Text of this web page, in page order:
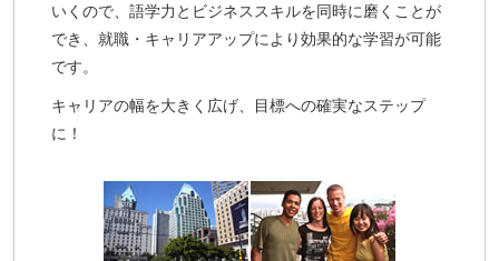
いくので、語学力とビジネススキルを同時に磨くことが
でき、就職・キャリアアップにより効果的な学習が可能
です。
キャリアの幅を大きく広げ、目標への確実なステップ
に！